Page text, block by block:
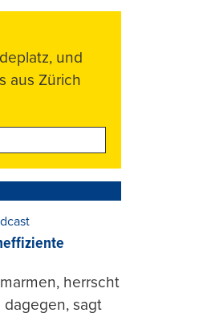
und
aus Zürich
herrscht
sagt